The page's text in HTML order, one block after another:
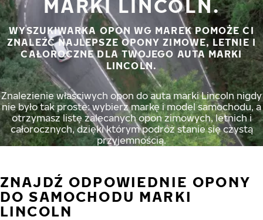
MARKI LINCOLN.
WYSZUKIWARKA OPON WG MAREK POMOŻE CI
ZNALEŹĆ NAJLEPSZE OPONY ZIMOWE, LETNIE I
CAŁOROCZNE DLA TWOJEGO AUTA MARKI
LINCOLN.
Znalezienie właściwych opon do auta marki Lincoln nigdy
nie było tak proste: wybierz markę i model samochodu, a
otrzymasz listę zalecanych opon zimowych, letnich i
całorocznych, dzięki którym podróż stanie się czystą
przyjemnością.
ZNAJDŹ ODPOWIEDNIE OPONY
DO SAMOCHODU MARKI
LINCOLN